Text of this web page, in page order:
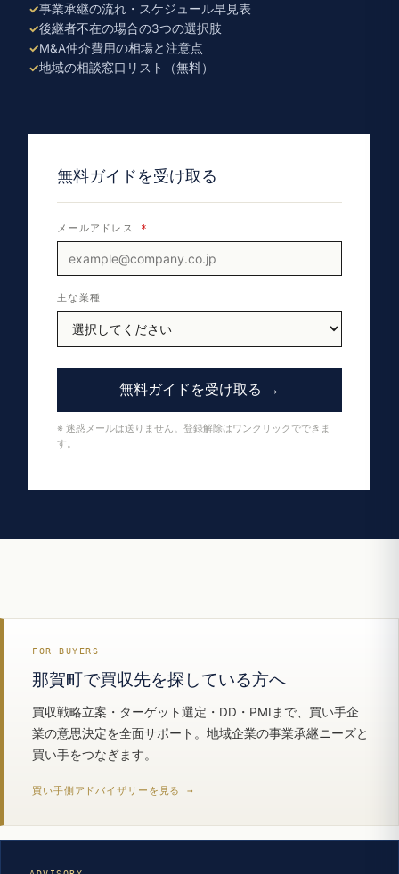
事業承継の流れ・スケジュール早見表
後継者不在の場合の3つの選択肢
M&A仲介費用の相場と注意点
地域の相談窓口リスト（無料）
無料ガイドを受け取る
メールアドレス *
主な業種
無料ガイドを受け取る →
※ 迷惑メールは送りません。登録解除はワンクリックでできま
す。
FOR BUYERS
那賀町で買収先を探している方へ
買収戦略立案・ターゲット選定・DD・PMIまで、買い手企
業の意思決定を全面サポート。地域企業の事業承継ニーズと
買い手をつなぎます。
買い手側アドバイザリーを見る →